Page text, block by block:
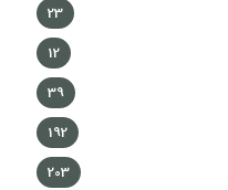
23
12
39
192
203